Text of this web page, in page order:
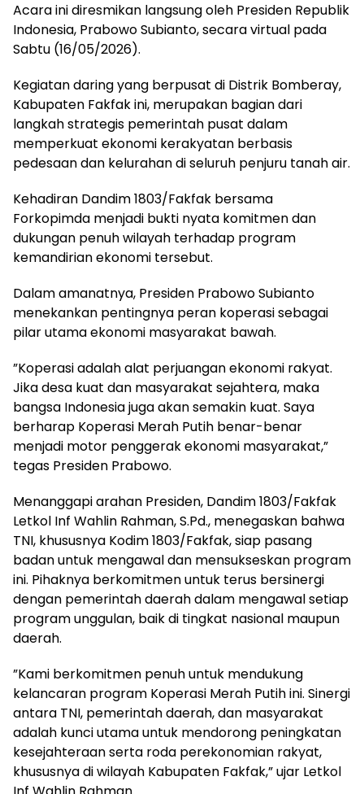
Acara ini diresmikan langsung oleh Presiden Republik
Indonesia, Prabowo Subianto, secara virtual pada
Sabtu (16/05/2026).
​Kegiatan daring yang berpusat di Distrik Bomberay,
Kabupaten Fakfak ini, merupakan bagian dari
langkah strategis pemerintah pusat dalam
memperkuat ekonomi kerakyatan berbasis
pedesaan dan kelurahan di seluruh penjuru tanah air.
Kehadiran Dandim 1803/Fakfak bersama
Forkopimda menjadi bukti nyata komitmen dan
dukungan penuh wilayah terhadap program
kemandirian ekonomi tersebut.
​Dalam amanatnya, Presiden Prabowo Subianto
menekankan pentingnya peran koperasi sebagai
pilar utama ekonomi masyarakat bawah.
​”Koperasi adalah alat perjuangan ekonomi rakyat.
Jika desa kuat dan masyarakat sejahtera, maka
bangsa Indonesia juga akan semakin kuat. Saya
berharap Koperasi Merah Putih benar-benar
menjadi motor penggerak ekonomi masyarakat,”
tegas Presiden Prabowo.
​Menanggapi arahan Presiden, Dandim 1803/Fakfak
Letkol Inf Wahlin Rahman, S.Pd., menegaskan bahwa
TNI, khususnya Kodim 1803/Fakfak, siap pasang
badan untuk mengawal dan mensukseskan program
ini. Pihaknya berkomitmen untuk terus bersinergi
dengan pemerintah daerah dalam mengawal setiap
program unggulan, baik di tingkat nasional maupun
daerah.
​”Kami berkomitmen penuh untuk mendukung
kelancaran program Koperasi Merah Putih ini. Sinergi
antara TNI, pemerintah daerah, dan masyarakat
adalah kunci utama untuk mendorong peningkatan
kesejahteraan serta roda perekonomian rakyat,
khususnya di wilayah Kabupaten Fakfak,” ujar Letkol